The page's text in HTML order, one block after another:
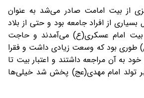
از بیت امامت صادر می‌شد به عنوان
از افراد جامعه بود و حتی از بلاد
بیت امام عسکری(ع) می‌آمدند و حاجت
طوری بود که وسعت زیادی داشت و فقرا
به آن مراجعه داشتند و اعتبار بیت تا
تولد امام مهدی(عج) پخش شد خیلی‌ها